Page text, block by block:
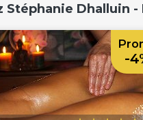
Stéphanie Dhalluin
-